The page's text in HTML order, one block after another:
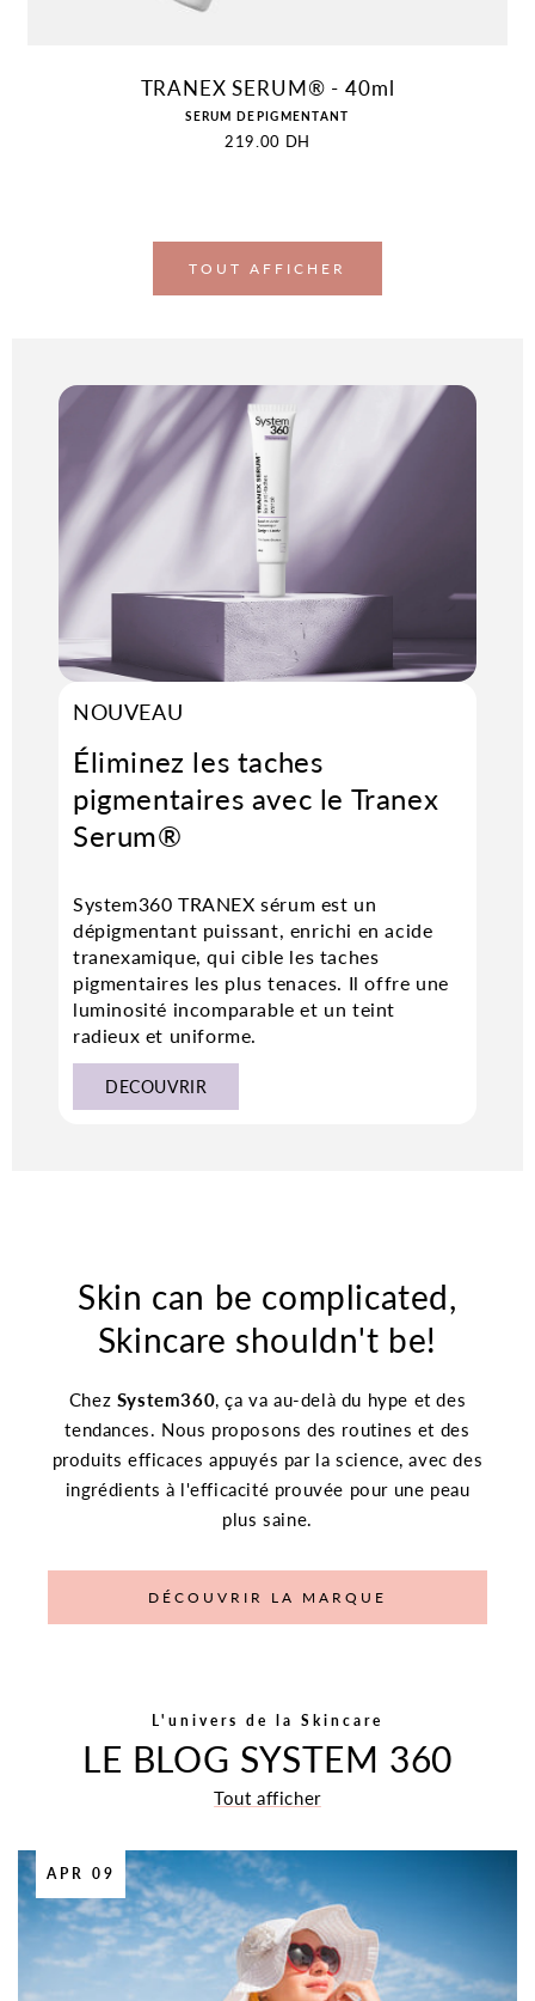
TRANEX SERUM® - 40ml
Distributeur :
SERUM DEPIGMENTANT
Prix
219.00 DH
TOUT AFFICHER
NOUVEAU
Éliminez les taches
pigmentaires avec le Tranex
Serum®
System360 TRANEX sérum est un
dépigmentant puissant, enrichi en acide
tranexamique, qui cible les taches
pigmentaires les plus tenaces. Il offre une
luminosité incomparable et un teint
radieux et uniforme.
DECOUVRIR
Skin can be complicated,
Skincare shouldn't be!
Chez System360, ça va au-delà du hype et des
tendances. Nous proposons des routines et des
produits efficaces appuyés par la science, avec des
ingrédients à l'efficacité prouvée pour une peau
plus saine.
DÉCOUVRIR LA MARQUE
L'univers de la Skincare
LE BLOG SYSTEM 360
Tout afficher
APR 09